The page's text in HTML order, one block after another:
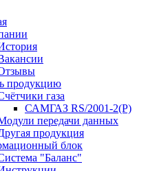
продукцию
газа
САМГАЗ RS/2001-2(Р)
передачи данных
продукция
блок
"Баланс"